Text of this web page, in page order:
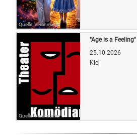
Quelle: Veranstalter
Quelle: Veranstalter
"Age is a
25.10.2026
Kiel